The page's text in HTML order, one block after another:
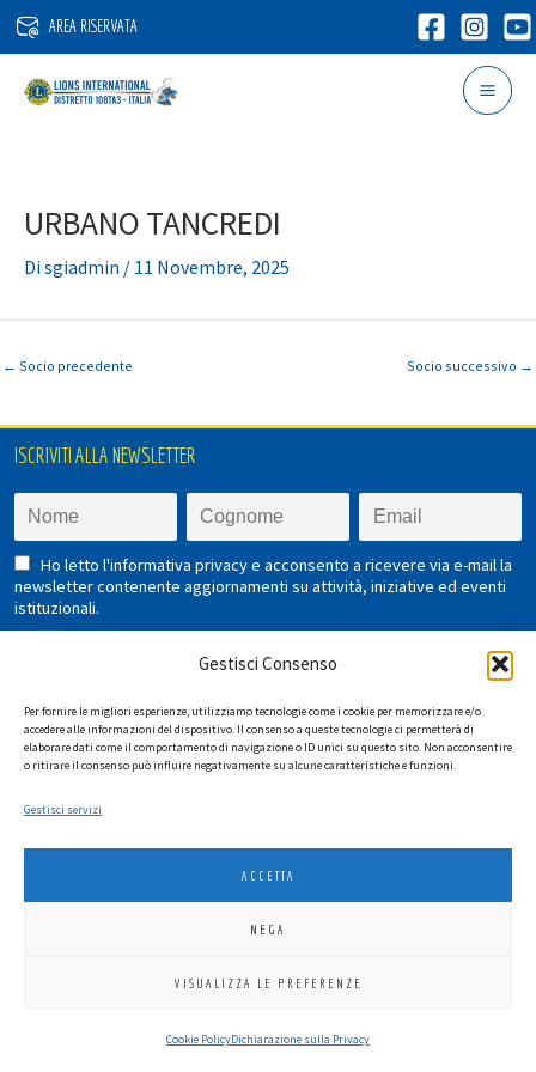
Gestisci Consenso
Per fornire le migliori esperienze, utilizziamo tecnologie come i cookie per memorizzare e/o
accedere alle informazioni del dispositivo. Il consenso a queste tecnologie ci permetterà di
elaborare dati come il comportamento di navigazione o ID unici su questo sito. Non acconsentire
o ritirare il consenso può influire negativamente su alcune caratteristiche e funzioni.
Gestisci servizi
ACCETTA
NEGA
VISUALIZZA LE PREFERENZE
Cookie PolicyDichiarazione sulla Privacy
Vai
contenuto
AREA RISERVATA
URBANO TANCREDI
Disgiadmin / 11 Novembre, 2025
← Socio precedente Socio successivo →
ISCRIVITI ALLA NEWSLETTER
Ho letto l'informativa privacy e acconsento a ricevere via e-mail la
newsletter contenente aggiornamenti su attività, iniziative ed eventi
istituzionali.
2026SGI LAB SRL